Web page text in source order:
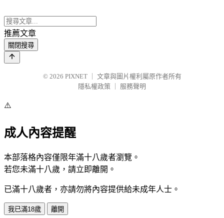
推薦文章
關閉搜尋
© 2026 PIXNET
文章與圖片權利屬原作者所有
隱私權政策
服務聲明
⚠️
成人內容提醒
本部落格內容僅限年滿十八歲者瀏覽。
若您未滿十八歲，請立即離開。
已滿十八歲者，亦請勿將內容提供給未成年人士。
我已滿18歲 離開